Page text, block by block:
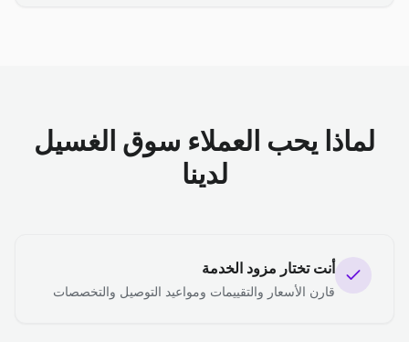
لماذا يحب العملاء سوق الغسيل
لدينا
أنت تختار مزود الخدمة
قارن الأسعار والتقييمات ومواعيد التوصيل والتخصصات